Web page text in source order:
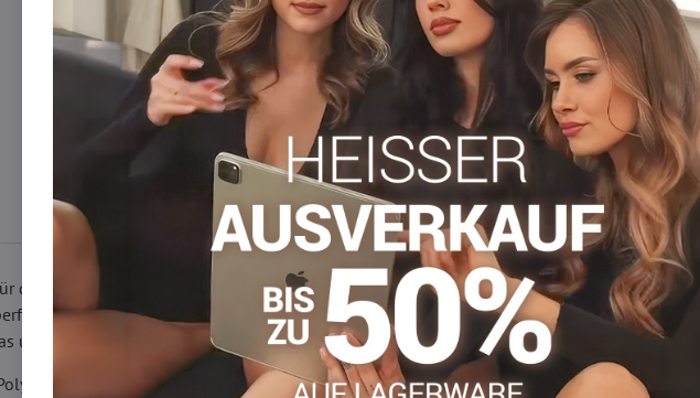
haben?
Zögern Sie nicht, uns zu
info​@everlady​.eu
Beschreibung Bewertungen 0 Diskussion 0
deinen großen Tag – wenn du „Ja" sagst. Samtige, halterlose Hochzeitsstrümpfe mit
mit deinem Brautkleid und verleiht dir einen einzigartigen und sinnlichen Auftritt. Die
ummantelte Garn sind die Strümpfe besonders strapazierfähig und laufmaschenfest.
12 % Elastan